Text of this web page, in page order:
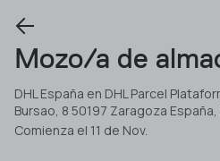
Mozo/a de
DHL España en DHL Parcel
Bursao, 8 50197 Zaragoza
Comienza el 11 de Nov.